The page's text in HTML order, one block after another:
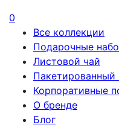
0
Все коллекции
Подарочные
Листовой чай
Пакетированный
Корпоративные
О бренде
Блог